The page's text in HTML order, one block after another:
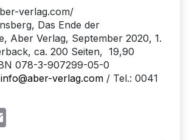
verlag.com/
Das Ende der
Aber Verlag, September 2020, 1.
ca. 200 Seiten, 19,90
078-3-907299-05-0
info@aber-verlag.com / Tel.: 0041